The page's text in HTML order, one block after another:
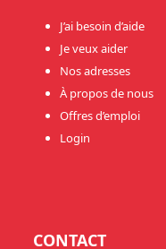
J’ai besoin d’aide
Je veux aider
Nos adresses
À propos de nous
Offres d’emploi
Login
CONTACT